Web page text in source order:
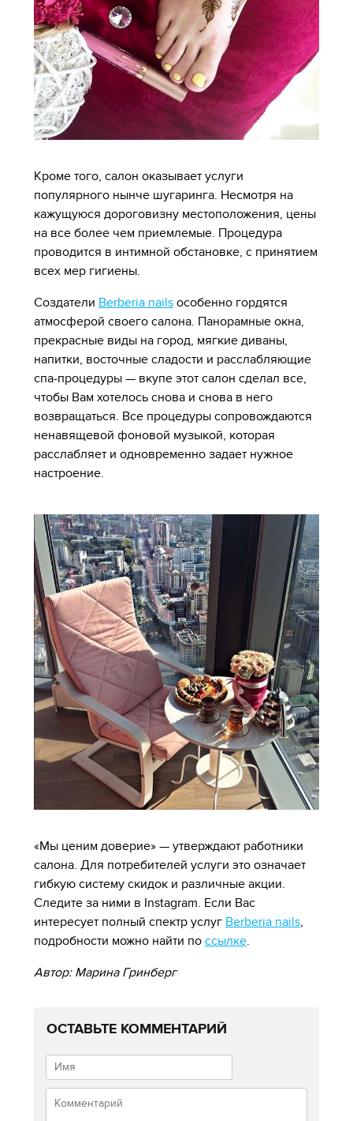
Кроме того, салон оказывает услуги
популярного нынче шугаринга. Несмотря на
кажущуюся дороговизну местоположения, цены
на все более чем приемлемые. Процедура
проводится в интимной обстановке, с принятием
всех мер гигиены.
Создатели Berberia nails особенно гордятся
атмосферой своего салона. Панорамные окна,
прекрасные виды на город, мягкие диваны,
напитки, восточные сладости и расслабляющие
спа-процедуры — вкупе этот салон сделал все,
чтобы Вам хотелось снова и снова в него
возвращаться. Все процедуры сопровождаются
ненавящевой фоновой музыкой, которая
расслабляет и одновременно задает нужное
настроение.
«Мы ценим доверие» — утверждают работники
салона. Для потребителей услуги это означает
гибкую систему скидок и различные акции.
Следите за ними в Instagram. Если Вас
интересует полный спектр услуг Berberia nails,
подробности можно найти по ссылке.
Автор: Марина Гринберг
ОСТАВЬТЕ КОММЕНТАРИЙ